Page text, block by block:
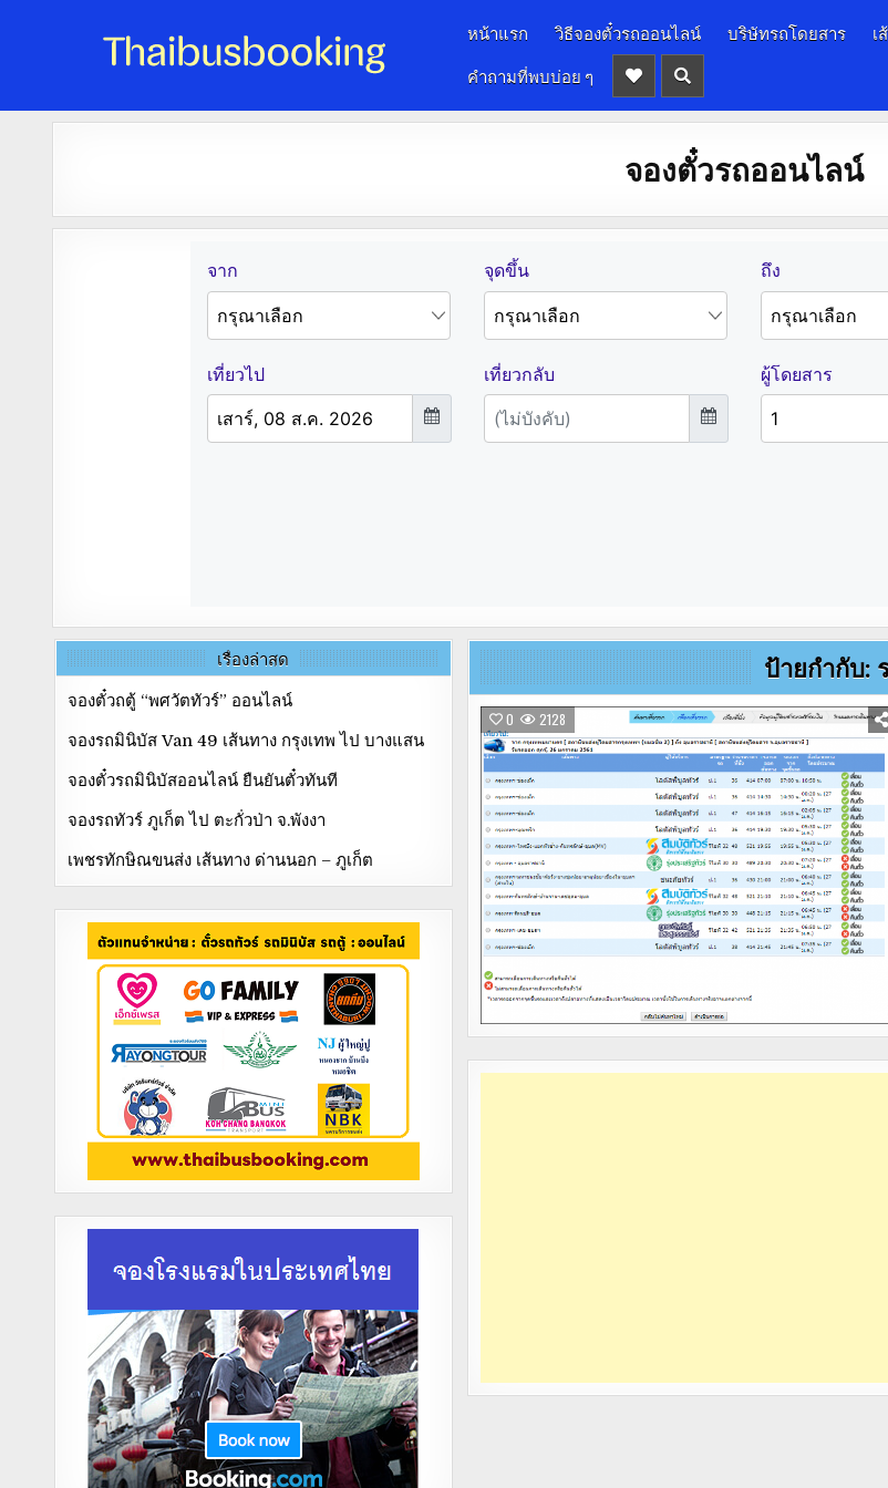
จองตั๋วรถออนไลน์ 24 ชั่วโมง
หน้าแรก วิธีจองตั๋วรถออนไลน์ บริษัทรถโดยสาร เ
คำถามที่พบบ่อย ๆ
จองตั๋วรถออนไลน์
ป้ายกำกับ:
0 2128
เรื่องล่าสุด
จองตั๋วถตู้ “พศวัตทัวร์” ออนไลน์
จองรถมินิบัส Van 49 เส้นทาง กรุงเทพ ไป บางแสน
จองตั๋วรถมินิบัสออนไลน์ ยืนยันตั๋วทันที
จองรถทัวร์ ภูเก็ต ไป ตะกั่วป่า จ.พังงา
เพชรทักษิณขนส่ง เส้นทาง ด่านนอก – ภูเก็ต